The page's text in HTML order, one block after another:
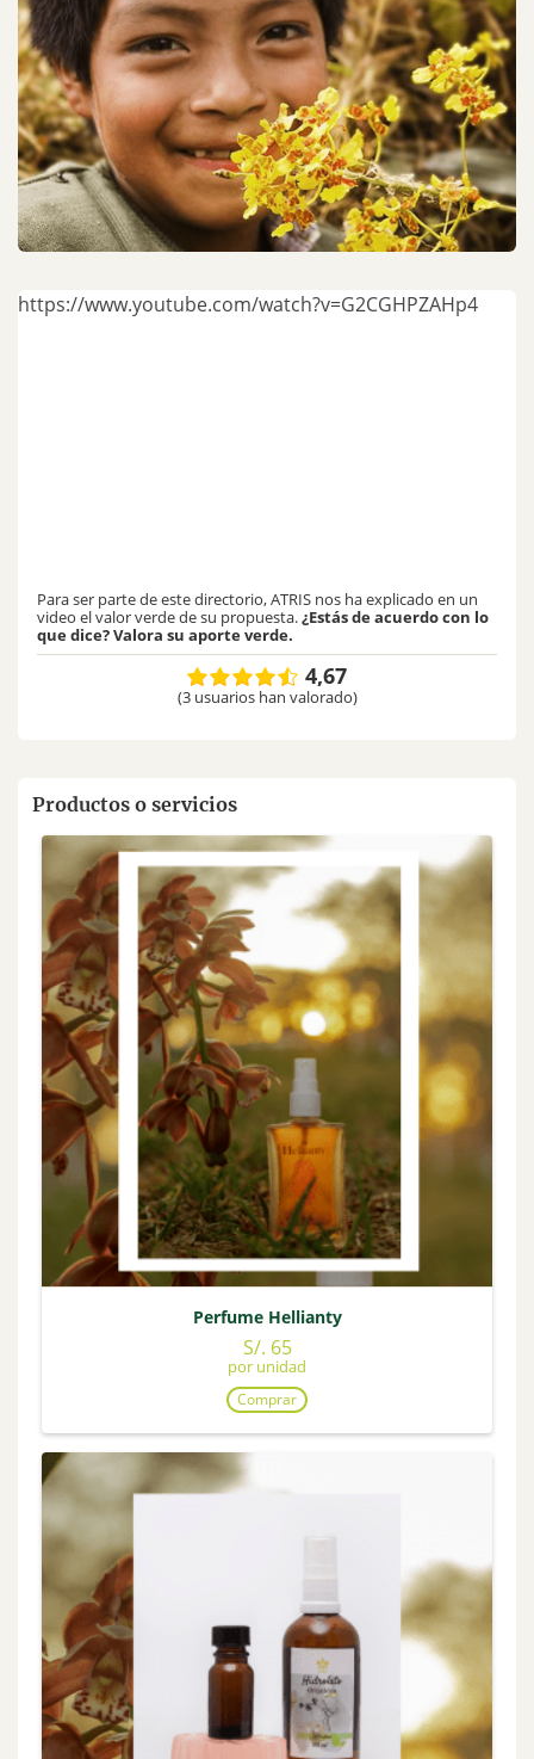
https://www.youtube.com/watch?v=G2CGHPZAHp4
Para ser parte de este directorio, ATRIS nos ha explicado en un
video el valor verde de su propuesta.¿Estás de acuerdo con lo
que dice? Valora su aporte verde.
4,67
(3 usuarios han valorado)
Productos o servicios
Perfume Hellianty
S/. 65
por unidad
Comprar